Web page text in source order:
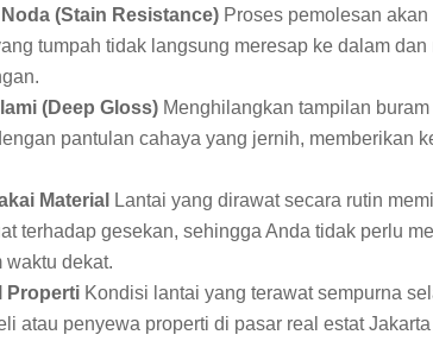
(Stain Resistance) Proses pemolesan
tumpah tidak langsung meresap ke dalam
(Deep Gloss) Menghilangkan tampilan
pantulan cahaya yang jernih, memberikan
Material
Lantai yang dirawat secara rutin
terhadap gesekan, sehingga Anda tidak perlu
waktu dekat.
Properti Kondisi lantai yang terawat sempurna
atau penyewa properti di pasar real estat